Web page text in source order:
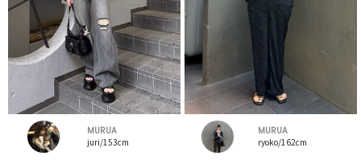
MURUA
juri/153cm
MURUA
ryoko/162cm